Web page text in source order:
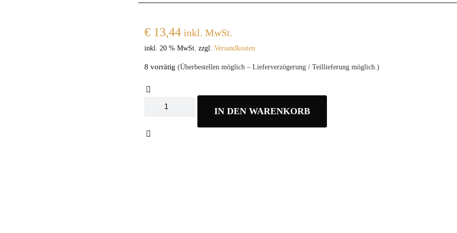
€ 13,44 inkl. MwSt.
inkl. 20 % MwSt. zzgl.Versandkosten
8 vorrätig(Überbestellen möglich – Lieferverzögerung / Teillieferung möglich.)
PEDRON
SERVIETTEN
STÄNDER
IN DEN WARENKORB